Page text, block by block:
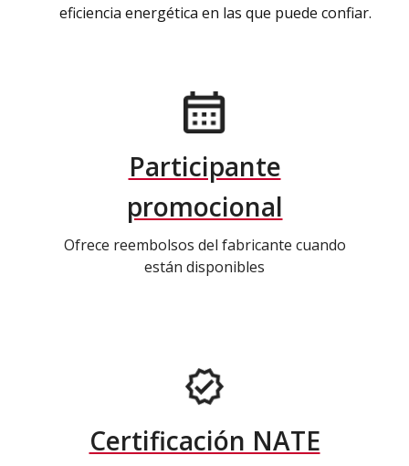
eficiencia energética en las que puede confiar.
Participante
promocional
Ofrece reembolsos del fabricante cuando
están disponibles
Certificación NATE